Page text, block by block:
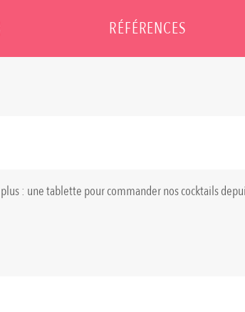
RÉFÉRENCES
: une tablette pour commander nos cocktails